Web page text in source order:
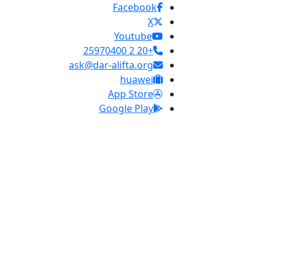
Facebook
X
Youtube
+20 2 25970400
ask@dar-alifta.org
huawei
App Store
Google Play